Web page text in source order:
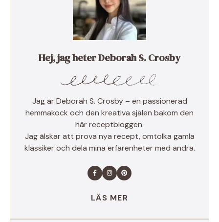
Hej, jag heter Deborah S. Crosby
Jag är Deborah S. Crosby – en passionerad
hemmakock och den kreativa själen bakom den
här receptbloggen.
Jag älskar att prova nya recept, omtolka gamla
klassiker och dela mina erfarenheter med andra.
LÄS MER